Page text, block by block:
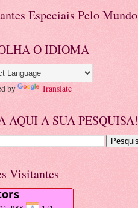
Especiais Pelo Mundo
O IDIOMA
by Translate
AQUI A SUA PESQUISA!
Visitantes